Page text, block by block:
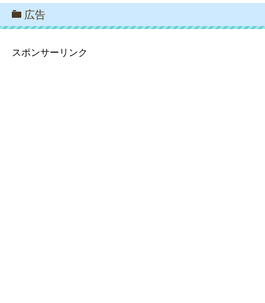
広告
スポンサーリンク